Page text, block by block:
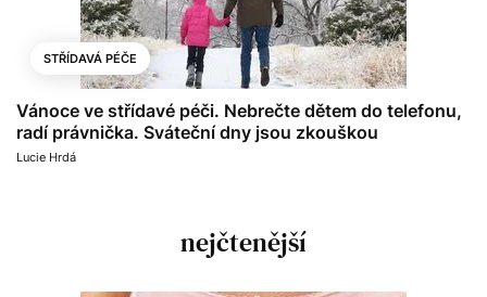
STŘÍDAVÁ PÉČE
Vánoce ve střídavé péči. Nebrečte dětem do telefonu,
radí právnička. Sváteční dny jsou zkouškou
Lucie Hrdá
nejčtenější